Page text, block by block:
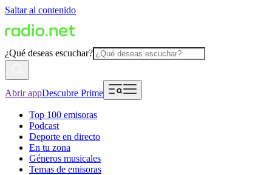
Saltar al contenido
¿Qué deseas escuchar?
Abrir appDescubre Prime
Top 100 emisoras
Podcast
Deporte en directo
En tu zona
Géneros musicales
Temas de emisoras